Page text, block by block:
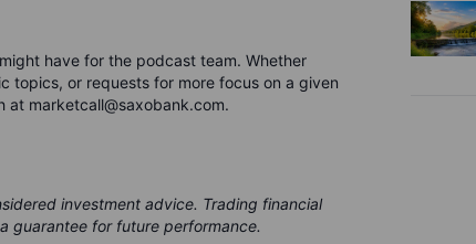
have for the podcast team. Whether
topics, or requests for more focus on a given
at marketcall@saxobank.com.
investment advice. Trading financial
guarantee for future performance.